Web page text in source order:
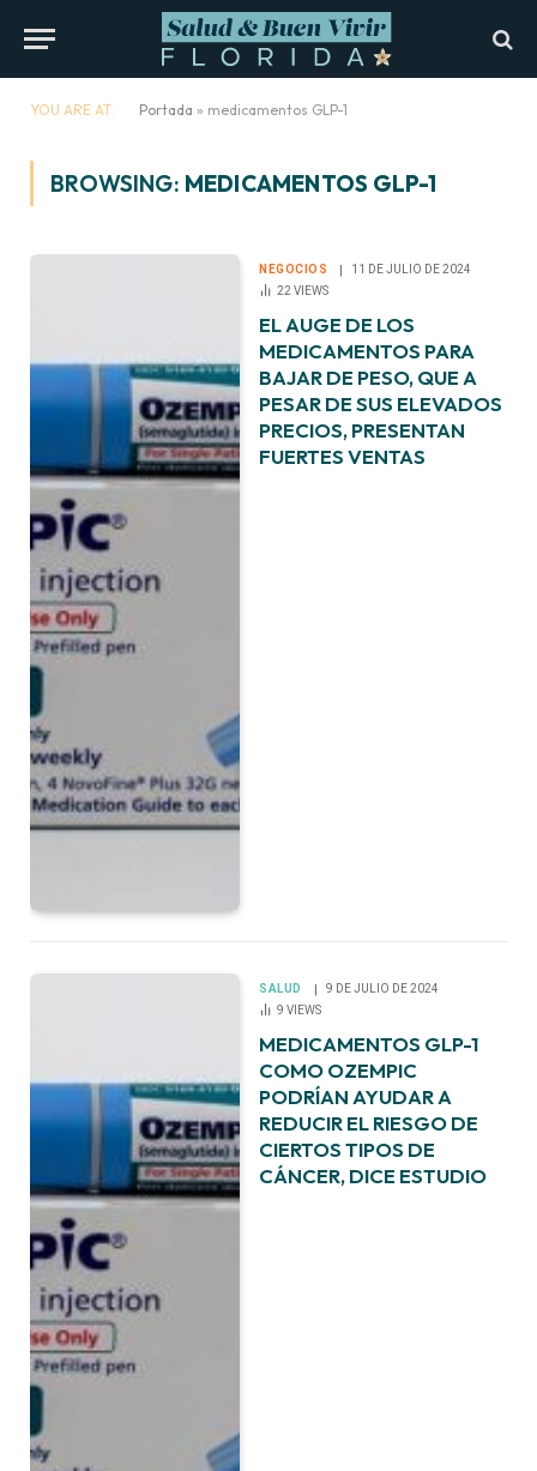
YOU ARE AT: Portada » medicamentos GLP-1
BROWSING: MEDICAMENTOS GLP-1
NEGOCIOS
11 DE JULIO DE 2024
22VIEWS
EL AUGE DE LOS
MEDICAMENTOS PARA
BAJAR DE PESO, QUE A
PESAR DE SUS ELEVADOS
PRECIOS, PRESENTAN
FUERTES VENTAS
SALUD
9 DE JULIO DE 2024
9VIEWS
MEDICAMENTOS GLP-1
COMO OZEMPIC
PODRÍAN AYUDAR A
REDUCIR EL RIESGO DE
CIERTOS TIPOS DE
CÁNCER, DICE ESTUDIO